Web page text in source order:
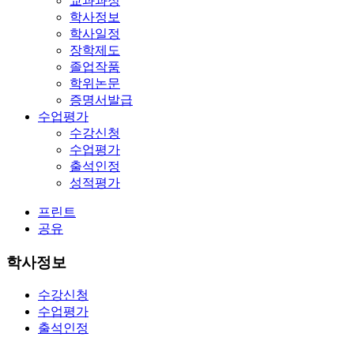
학사정보
학사일정
장학제도
졸업작품
학위논문
증명서발급
수업평가
수강신청
수업평가
출석인정
성적평가
프린트
공유
학사정보
수강신청
수업평가
출석인정